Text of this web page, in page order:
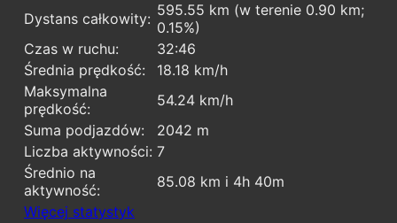
Dystans całkowity: 595.55 km (w terenie 0.90 km;
0.15%)
Czas w ruchu:
32:46
Średnia prędkość:
18.18 km/h
Maksymalna
prędkość:
54.24 km/h
Suma podjazdów:
2042 m
Liczba aktywności: 7
Średnio na
aktywność:
85.08 km i 4h 40m
Więcej statystyk